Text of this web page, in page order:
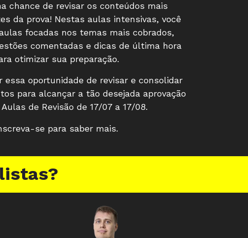
chance de revisar os conteúdos mais
da prova! Nestas aulas intensivas, você
focadas nos temas mais cobrados,
comentadas e dicas de última hora
otimizar sua preparação.
essa oportunidade de revisar e consolidar
para alcançar a tão desejada aprovação
Aulas de Revisão de 17/07 a 17/08.
se para saber mais.